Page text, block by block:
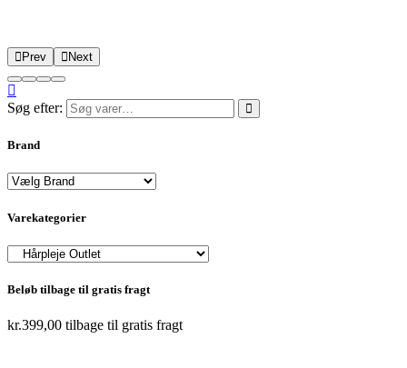
Prev Next
Søg efter:
Brand
Varekategorier
Beløb tilbage til gratis fragt
kr.399,00 tilbage til gratis fragt